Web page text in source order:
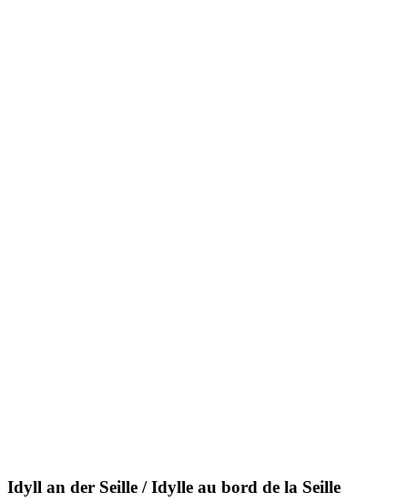
Idyll an der Seille / Idylle au bord de la Seille